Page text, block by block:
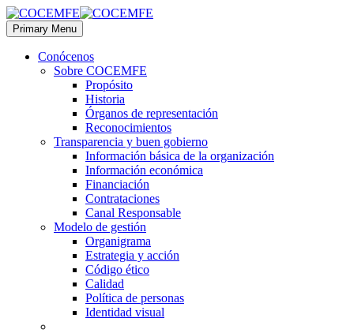
Primary Menu
Conócenos
Sobre COCEMFE
Propósito
Historia
Órganos de representación
Reconocimientos
Transparencia y buen gobierno
Información básica de la organización
Información económica
Financiación
Contrataciones
Canal Responsable
Modelo de gestión
Organigrama
Estrategia y acción
Código ético
Calidad
Política de personas
Identidad visual